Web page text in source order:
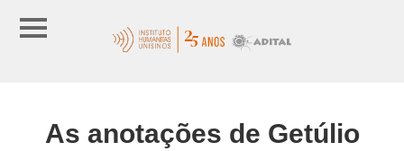
As anotações de Getúlio